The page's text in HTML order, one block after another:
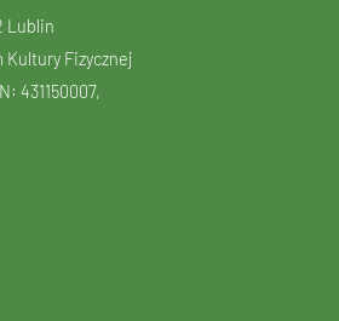
Lublin
Kultury Fizycznej
431150007,